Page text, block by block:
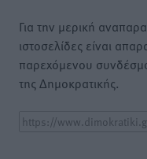
Για την μερική
ιστοσελίδες είναι
παρεχόμενου
της Δημοκρατικής.